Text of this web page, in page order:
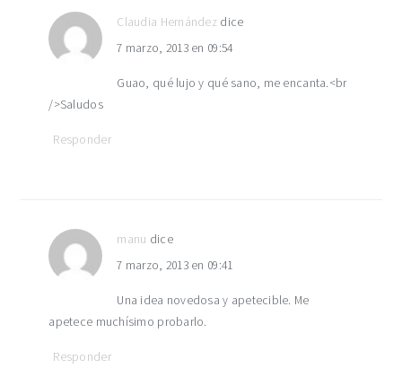
Claudia Hernández dice
7 marzo, 2013 en 09:54
Guao, qué lujo y qué sano, me encanta.<br
/>Saludos
Responder
manu dice
7 marzo, 2013 en 09:41
Una idea novedosa y apetecible. Me
apetece muchísimo probarlo.
Responder